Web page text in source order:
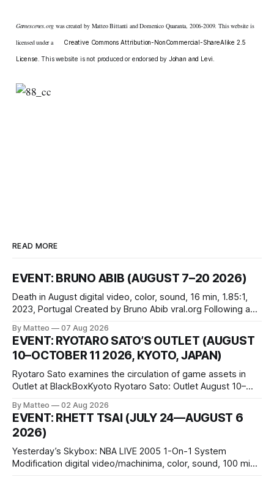
Gamescenes.org was created by Matteo Bittanti and Domenico Quaranta, 2006-2009. This website is
licensed under a
Creative Commons Attribution-NonCommercial-ShareAlike 2.5
License . This website is not produced or endorsed by Johan and Levi
READ MORE
EVENT: BRUNO ABIB (AUGUST 7–20 2026)
Death in August digital video, color, sound, 16 min, 1.85:1,
2023, Portugal Created by Bruno Abib vral.org Following a
friends responds in conflicting ways. Some resist the
conditions that surround them, while others seek refuge in a
virtual realm.
By Matteo 07 Aug 2026
EVENT: RYOTARO SATO’S OUTLET (AUGUST
10–OCTOBER 11 2026, KYOTO, JAPAN)
Ryotaro Sato examines the circulation of game assets in
Outlet at BlackBoxKyoto Ryotaro Sato: Outlet August 10–
1 Kashiwaya-cho, Nakagyo-ku Kyoto 604-8014, Japan
Opening hours: 1:00–9:00 p.m. Closed Tuesday and
Wednesday Admission: ¥1,500 on
By Matteo 02 Aug 2026
EVENT: RHETT TSAI (JULY 24—AUGUST 6
2026)
Yesterday’s Skybox: NBA LIVE 2005 1-On-1 System
Modification digital video/machinima, color, sound, 100 min,